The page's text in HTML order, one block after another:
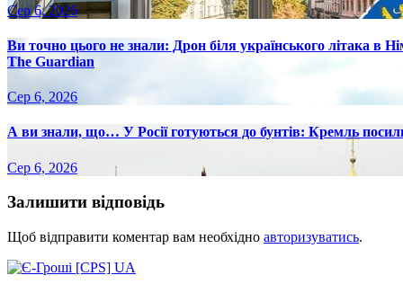
Сер 6, 2026
Ви точно цього не знали: Дрон біля українського літака в
The Guardian
Сер 6, 2026
А ви знали, що… У Росії готуються до бунтів: Кремль
Сер 6, 2026
Залишити відповідь
Щоб відправити коментар вам необхідно авторизуватись.